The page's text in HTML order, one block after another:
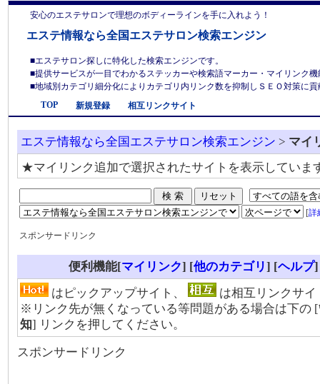
安心のエステサロンで理想のボディーラインを手に入れよう！
エステ情報なら全国エステサロン検索エンジン
■エステサロン探しに特化した検索エンジンです。
■提供サービスが一目でわかるステッカーや検索語マーカー・マイリンク
■地域別カテゴリ細分化によりカテゴリ内リンク数を抑制しＳＥＯ対策に
TOP
新規登録 相互リンクサイト
エステ情報なら全国エステサロン検索エンジン > マイ
★マイリンク追加で選択されたサイトを表示していま
[詳
スポンサードリンク
便利機能[マイリンク] [他のカテゴリ] [ヘルプ
はピックアップサイト、
は相互リンクサイ
※リンク先が無くなっている等問題がある場合は下の [
知] リンクを押してください。
スポンサードリンク